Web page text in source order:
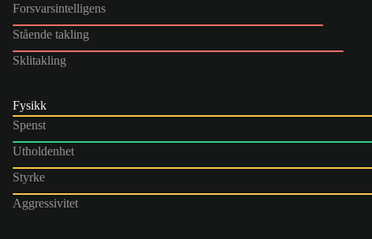
Forsvarsintelligens
Stående takling
Sklitakling
Fysikk
Spenst
Utholdenhet
Styrke
Aggressivitet